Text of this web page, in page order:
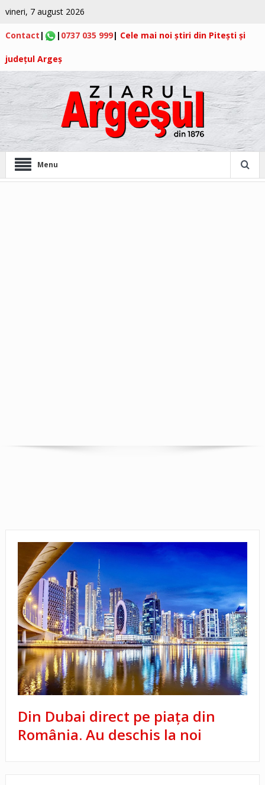
vineri, 7 august 2026
Contact | | 0737 035 999| Cele mai noi știri din Pitești și
județul Argeș
Menu
Din Dubai direct pe piața din
România. Au deschis la noi